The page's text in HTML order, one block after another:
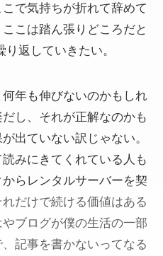
で気持ちが折れて辞めて
こは踏ん張りどころだと
返していきたい。
年も伸びないのかもしれ
し、それが正解なのかも
出ていない訳じゃない。
みにきてくれている人も
らレンタルサーバーを契
だけで続ける価値はある
ブログが僕の生活の一部
記事を書かないってなる